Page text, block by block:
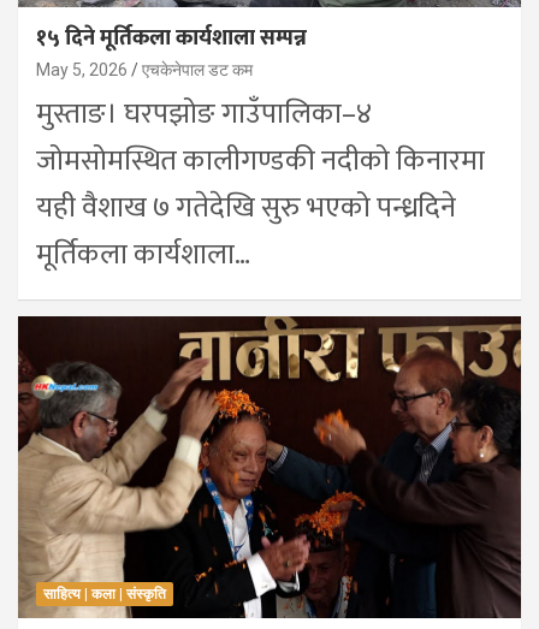
१५ दिने मूर्तिकला कार्यशाला सम्पन्न
May 5, 2026 एचकेनेपाल डट कम
मुस्ताङ। घरपझोङ गाउँपालिका–४
जोमसोमस्थित कालीगण्डकी नदीको किनारमा
यही वैशाख ७ गतेदेखि सुरु भएको पन्ध्रदिने
मूर्तिकला कार्यशाला…
साहित्य | कला | संस्कृति